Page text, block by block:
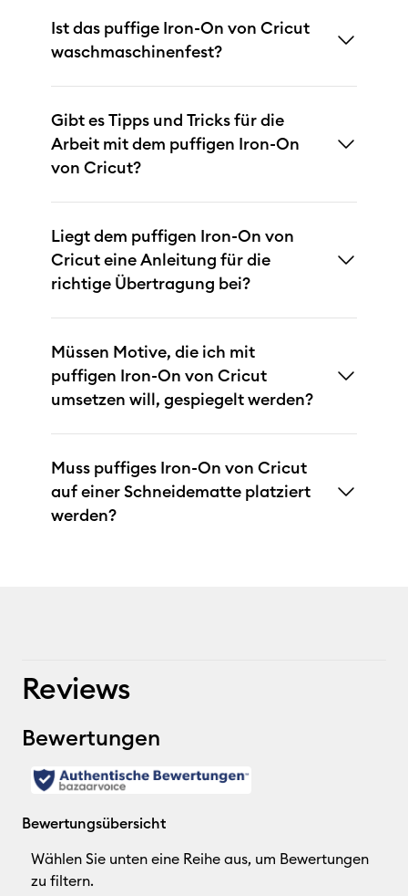
Ist das puffige Iron-On von Cricut
waschmaschinenfest?
Gibt es Tipps und Tricks für die
Arbeit mit dem puffigen Iron-On
von Cricut?
Liegt dem puffigen Iron-On von
Cricut eine Anleitung für die
richtige Übertragung bei?
Müssen Motive, die ich mit
puffigen Iron-On von Cricut
umsetzen will, gespiegelt werden?
Muss puffiges Iron-On von Cricut
auf einer Schneidematte platziert
werden?
Reviews